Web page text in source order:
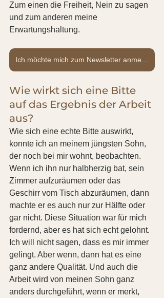
Zum einen die Freiheit, Nein zu sagen
und zum anderen meine
Erwartungshaltung.
Ich möchte mich zum Newsletter anmelden.
Wie wirkt sich eine Bitte
auf das Ergebnis der Arbeit
aus?
Wie sich eine echte Bitte auswirkt,
konnte ich an meinem jüngsten Sohn,
der noch bei mir wohnt, beobachten.
Wenn ich ihn nur halbherzig bat, sein
Zimmer aufzuräumen oder das
Geschirr vom Tisch abzuräumen, dann
machte er es auch nur zur Hälfte oder
gar nicht. Diese Situation war für mich
fordernd, aber es hat sich echt gelohnt.
Ich will nicht sagen, dass es mir immer
gelingt. Aber wenn, dann hat es eine
ganz andere Qualität. Und auch die
Arbeit wird von meinen Sohn ganz
anders durchgeführt, wenn er merkt,